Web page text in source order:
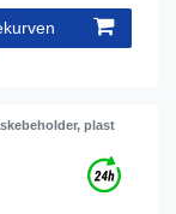
plast